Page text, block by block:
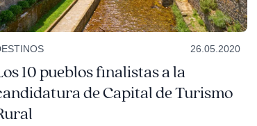
26.05.2020
10 pueblos finalistas a la
de Capital de Turismo